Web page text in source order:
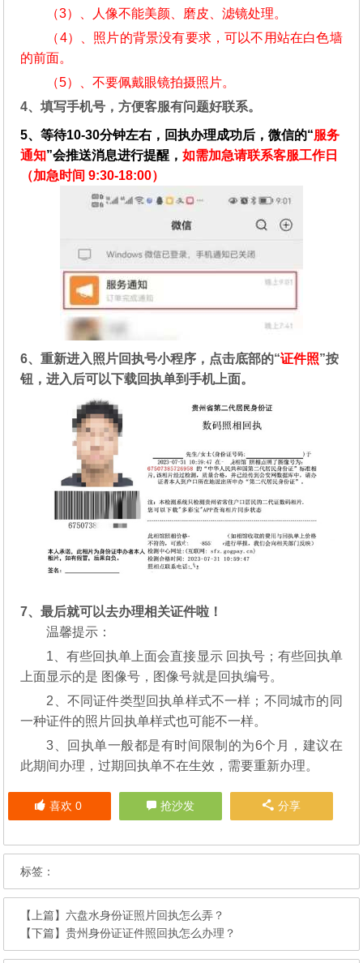
（3）、人像不能美颜、磨皮、滤镜处理。
（4）、照片的背景没有要求，可以不用站在白色墙
的前面。
（5）、不要佩戴眼镜拍摄照片。
4、填写手机号，方便客服有问题好联系。
5、等待10-30分钟左右，回执办理成功后，微信的“服务
通知”会推送消息进行提醒，如需加急请联系客服工作日
（加急时间 9:30-18:00）
6、重新进入照片回执号小程序，点击底部的“证件照”按
钮，进入后可以下载回执单到手机上面。
7、最后就可以去办理相关证件啦！
温馨提示：
1、有些回执单上面会直接显示 回执号；有些回执单
上面显示的是 图像号，图像号就是回执编号。
2、不同证件类型回执单样式不一样；不同城市的同
一种证件的照片回执单样式也可能不一样。
3、回执单一般都是有时间限制的为6个月，建议在
此期间办理，过期回执单不在生效，需要重新办理。
喜欢 0 抢沙发 分享
标签：
【上篇】六盘水身份证照片回执怎么弄？
【下篇】贵州身份证证件照回执怎么办理？